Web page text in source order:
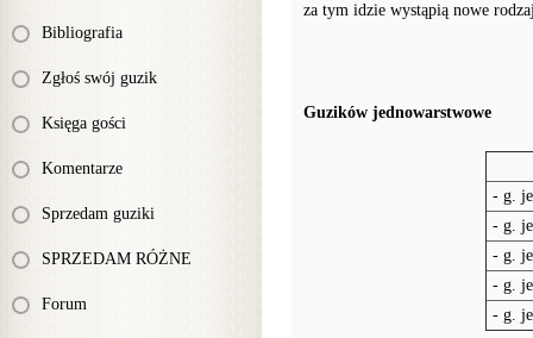
Bibliografia
Zgłoś swój guzik
Księga gości
Komentarze
Sprzedam guziki
SPRZEDAM RÓŻNE
Forum
za tym idzie wystąpią nowe
Guzików jednowarstwowe
- g.
- g.
- g.
- g.
- g.